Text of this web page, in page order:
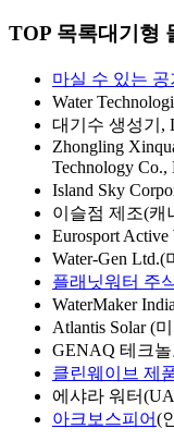
TOP 목록대기형
마실 수 있는 공
Water
대기수 생성기,
Zhongling
Technology
Island Sky
이슬점 제조(캐
Eurosport
Water-Gen
플래닛워터 주
WaterMaker
Atlantis Solar (
GENAQ 테크
클린웨이브 제
에샤라 워터
아크보스피어(